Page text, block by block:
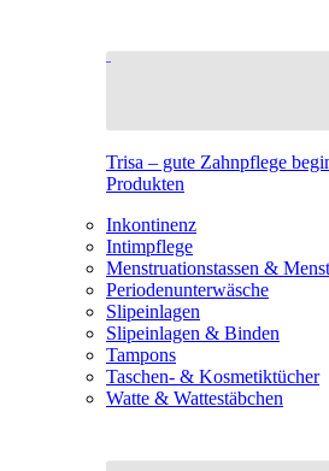
Trisa – gute Zahnpflege
Produkten
Inkontinenz
Intimpflege
Menstruationstassen &
Periodenunterwäsche
Slipeinlagen
Slipeinlagen & Binden
Tampons
Taschen- & Kosmetiktücher
Watte & Wattestäbchen